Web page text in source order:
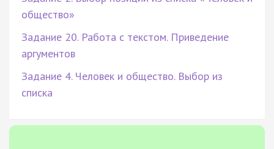
общество»
Задание 20. Работа с текстом. Приведение
аргументов
Задание 4. Человек и общество. Выбор из
списка